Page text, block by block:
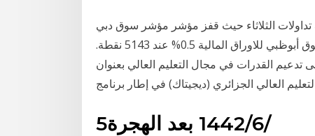
الثلاثاء حيث قفز مؤشر مؤشر سوق دبي
المالي 1.15% ليغلق عند 2608 نقطة، فيما ارتفع مؤشر سوق أبوظبي للاوراق المالية 0.5% عند 5143 نقطة.
القدرات في مجال التعليم العالي بعنوان
العالي الجزائري (ديجيتاك) في إطار برنامج
5‏‏/6‏‏/1442 بعد الهجرة